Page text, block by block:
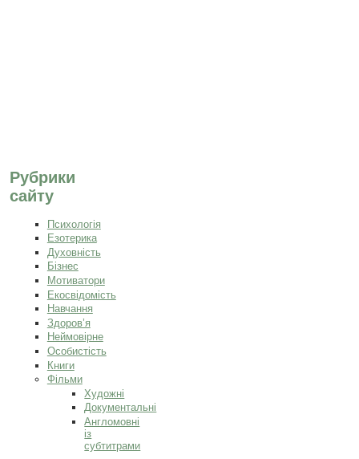
Рубрики
сайту
Психологія
Езотерика
Духовність
Бізнес
Мотиватори
Екосвідомість
Навчання
Здоров’я
Неймовірне
Особистість
Книги
Фільми
Художні
Документальні
Англомовні
із
субтитрами